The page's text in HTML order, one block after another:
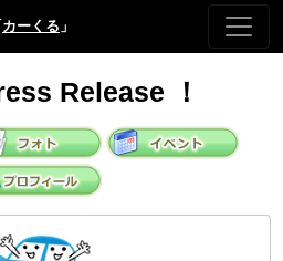
カーくる 」
Release ！